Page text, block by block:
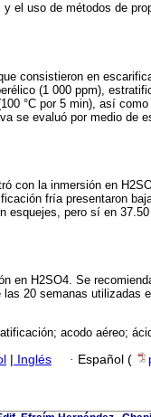
el uso de métodos de
consistieron en
(1 000 ppm),
°C por 5 min), así como
se evaluó por medio de
con la inmersión en
fría presentaron
esquejes, pero sí en
en H2SO4. Se
20 semanas utilizadas
acodo aéreo;
Inglés · Español (